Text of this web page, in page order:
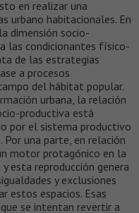
en realizar una
urbano habitacionales. En
dimensión socio-
las condicionantes físico-
de las estrategias
a procesos
del hábitat popular.
urbana, la relación
productiva está
por el sistema productivo
una parte, en relación
motor protagónico en la
esta reproducción genera
y exclusiones
estos espacios. Esas
se intentan revertir a